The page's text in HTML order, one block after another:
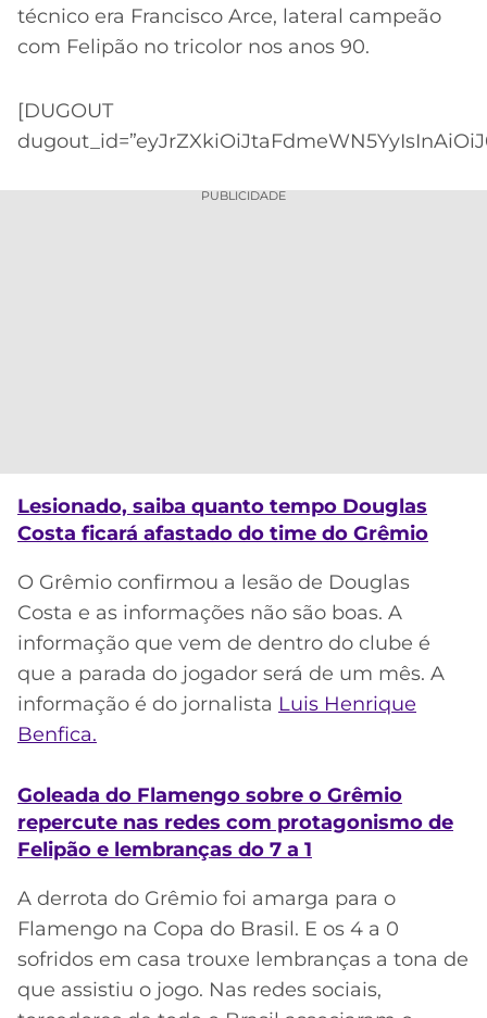
técnico era Francisco Arce, lateral campeão
com Felipão no tricolor nos anos 90.
[DUGOUT
PUBLICIDADE
Lesionado, saiba quanto tempo Douglas
Costa ficará afastado do time do Grêmio
O Grêmio confirmou a lesão de Douglas
Costa e as informações não são boas. A
informação que vem de dentro do clube é
que a parada do jogador será de um mês. A
informação é do jornalista Luis Henrique
Benfica.
Goleada do Flamengo sobre o Grêmio
repercute nas redes com protagonismo de
Felipão e lembranças do 7 a 1
A derrota do Grêmio foi amarga para o
Flamengo na Copa do Brasil. E os 4 a 0
sofridos em casa trouxe lembranças a tona de
que assistiu o jogo. Nas redes sociais,